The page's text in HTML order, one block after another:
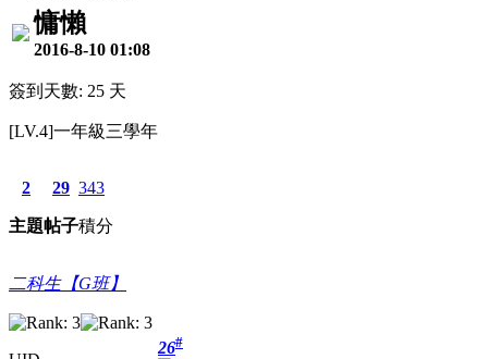
慵懶
2016-8-10 01:08
簽到天數: 25 天
[LV.4]一年級三學年
2
主題
29
帖子
343
積分
二科生【G班】
26#